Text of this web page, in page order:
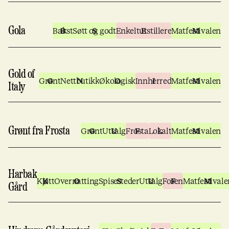
Gola BakstSøtt og godtEnkeltutstillereMatfestivalen
Gold of
Italy
GrøntNettbutikkØkologiskInnherredMatfestivalen
Grønt fra Frosta GrøntUtsalgFrostaLokaltMatfestivalen
Harbak
Gård
KjøttOvernattingSpisestederUtsalgFosen